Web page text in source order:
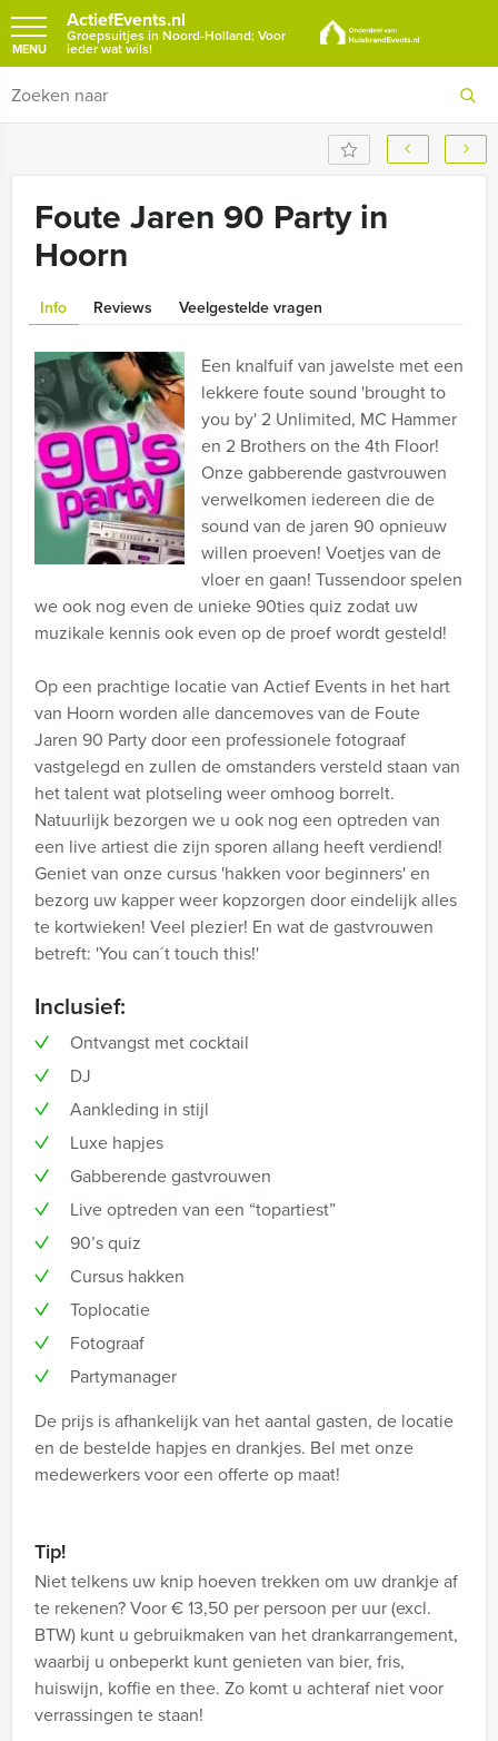
ActiefEvents.nl
Groepsuitjes in Noord-Holland; Voor
ieder wat wils!
MENU
Foute Jaren 90 Party in
Hoorn
Info Reviews Veelgestelde vragen
Een knalfuif van jawelste met een
lekkere foute sound 'brought to
you by' 2 Unlimited, MC Hammer
en 2 Brothers on the 4th Floor!
Onze gabberende gastvrouwen
verwelkomen iedereen die de
sound van de jaren 90 opnieuw
willen proeven! Voetjes van de
vloer en gaan! Tussendoor spelen
we ook nog even de unieke 90ties quiz zodat uw
muzikale kennis ook even op de proef wordt gesteld!
Op een prachtige locatie van Actief Events in het hart
van Hoorn worden alle dancemoves van de Foute
Jaren 90 Party door een professionele fotograaf
vastgelegd en zullen de omstanders versteld staan van
het talent wat plotseling weer omhoog borrelt.
Natuurlijk bezorgen we u ook nog een optreden van
een live artiest die zijn sporen allang heeft verdiend!
Geniet van onze cursus 'hakken voor beginners' en
bezorg uw kapper weer kopzorgen door eindelijk alles
te kortwieken! Veel plezier! En wat de gastvrouwen
betreft: 'You can´t touch this!'
Inclusief:
Ontvangst met cocktail
DJ
Aankleding in stijl
Luxe hapjes
Gabberende gastvrouwen
Live optreden van een “topartiest”
90’s quiz
Cursus hakken
Toplocatie
Fotograaf
Partymanager
De prijs is afhankelijk van het aantal gasten, de locatie
en de bestelde hapjes en drankjes. Bel met onze
medewerkers voor een offerte op maat!
Tip!
Niet telkens uw knip hoeven trekken om uw drankje af
te rekenen? Voor € 13,50 per persoon per uur (excl.
BTW) kunt u gebruikmaken van het drankarrangement,
waarbij u onbeperkt kunt genieten van bier, fris,
huiswijn, koffie en thee. Zo komt u achteraf niet voor
verrassingen te staan!